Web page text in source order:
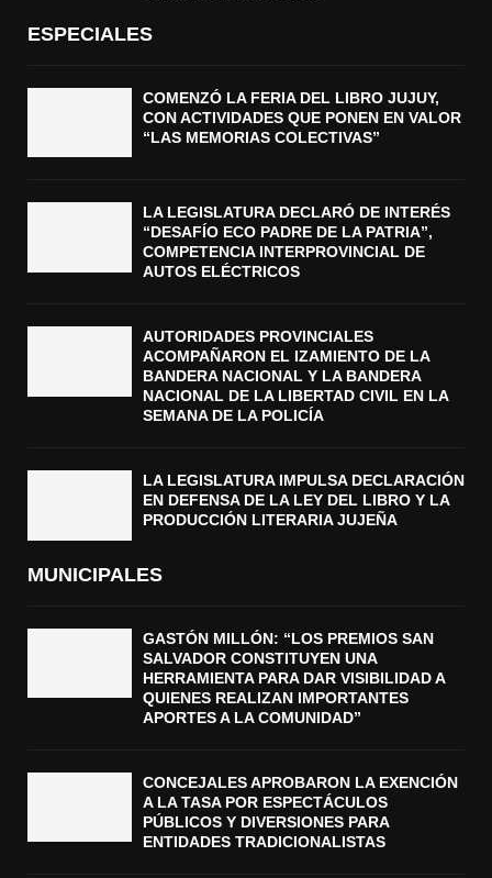
ESPECIALES
COMENZÓ LA FERIA DEL LIBRO JUJUY,
CON ACTIVIDADES QUE PONEN EN VALOR
“LAS MEMORIAS COLECTIVAS”
LA LEGISLATURA DECLARÓ DE INTERÉS
“DESAFÍO ECO PADRE DE LA PATRIA”,
COMPETENCIA INTERPROVINCIAL DE
AUTOS ELÉCTRICOS
AUTORIDADES PROVINCIALES
ACOMPAÑARON EL IZAMIENTO DE LA
BANDERA NACIONAL Y LA BANDERA
NACIONAL DE LA LIBERTAD CIVIL EN LA
SEMANA DE LA POLICÍA
LA LEGISLATURA IMPULSA DECLARACIÓN
EN DEFENSA DE LA LEY DEL LIBRO Y LA
PRODUCCIÓN LITERARIA JUJEÑA
MUNICIPALES
GASTÓN MILLÓN: “LOS PREMIOS SAN
SALVADOR CONSTITUYEN UNA
HERRAMIENTA PARA DAR VISIBILIDAD A
QUIENES REALIZAN IMPORTANTES
APORTES A LA COMUNIDAD”
CONCEJALES APROBARON LA EXENCIÓN
A LA TASA POR ESPECTÁCULOS
PÚBLICOS Y DIVERSIONES PARA
ENTIDADES TRADICIONALISTAS